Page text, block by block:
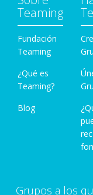
Teaming
Fundación
Teaming
¿Qué es
Teaming?
Blog
Grupos a los